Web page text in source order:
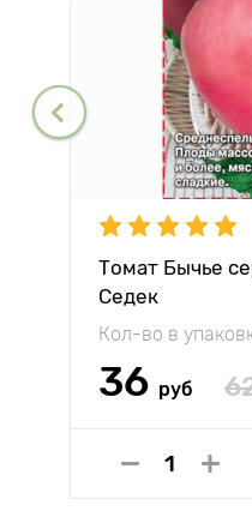
Томат Бычье
Седек
Кол-во в
36 руб